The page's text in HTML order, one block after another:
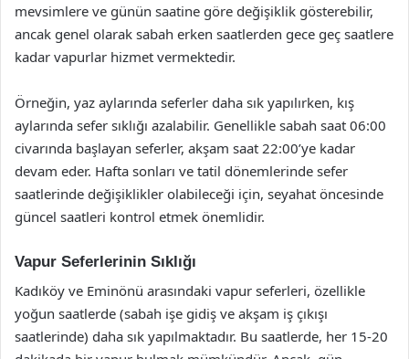
mevsimlere ve günün saatine göre değişiklik gösterebilir,
ancak genel olarak sabah erken saatlerden gece geç saatlere
kadar vapurlar hizmet vermektedir.
Örneğin, yaz aylarında seferler daha sık yapılırken, kış
aylarında sefer sıklığı azalabilir. Genellikle sabah saat 06:00
civarında başlayan seferler, akşam saat 22:00’ye kadar
devam eder. Hafta sonları ve tatil dönemlerinde sefer
saatlerinde değişiklikler olabileceği için, seyahat öncesinde
güncel saatleri kontrol etmek önemlidir.
Vapur Seferlerinin Sıklığı
Kadıköy ve Eminönü arasındaki vapur seferleri, özellikle
yoğun saatlerde (sabah işe gidiş ve akşam iş çıkışı
saatlerinde) daha sık yapılmaktadır. Bu saatlerde, her 15-20